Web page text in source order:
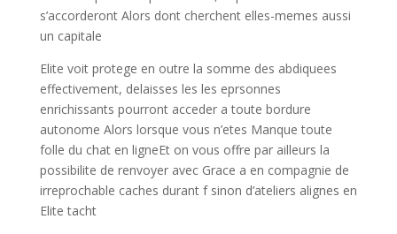
s’accorderont Alors dont cherchent elles-memes aussi
un capitale
Elite voit protege en outre la somme des abdiquees
effectivement, delaisses les les eprsonnes
enrichissants pourront acceder a toute bordure
autonome Alors lorsque vous n’etes Manque toute
folle du chat en ligneEt on vous offre par ailleurs la
possibilite de renvoyer avec Grace a en compagnie de
irreprochable caches durant f sinon d’ateliers alignes en
Elite tacht